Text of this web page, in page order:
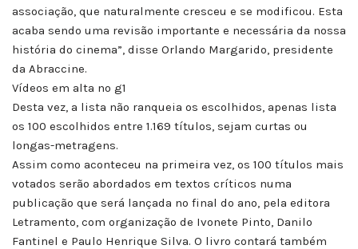
associação, que naturalmente cresceu e se modificou. Esta
acaba sendo uma revisão importante e necessária da nossa
história do cinema”, disse Orlando Margarido, presidente
da Abraccine.
Vídeos em alta no g1
Desta vez, a lista não ranqueia os escolhidos, apenas lista
os 100 escolhidos entre 1.169 títulos, sejam curtas ou
longas-metragens.
Assim como aconteceu na primeira vez, os 100 títulos mais
votados serão abordados em textos críticos numa
publicação que será lançada no final do ano, pela editora
Letramento, com organização de Ivonete Pinto, Danilo
Fantinel e Paulo Henrique Silva. O livro contará também